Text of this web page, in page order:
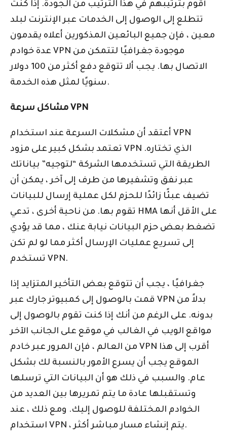
أقوم بترتيبهم في هذا الترتيب من الجودة. إذا كنت
تتطلع إلى الوصول إلى الخدمات عبر الإنترنت لبلد
معين ، فإن جميع البائعين المذكورين أعلاه يقدمون
عدة خوادم VPN موجودة جغرافيًا لتتمكن من
الاتصال بها. يجب ألا تتوقع دفع أكثر من 100 دولار
سنويًا لمثل هذه الخدمة.
مشاكل سرعة VPN
أعتقد أن مشكلات السرعة عند استخدام VPN
تعتمد بشكل كبير على مزود VPN الذي تختاره.
الطريقة التي تستخدمها الشركة “لتوجيه” بياناتك
عبر نفق وتشفيرها من طرف إلى آخر ، يمكن أن
تضيف عبئًا زائدًا للحزم لكل عملية إرسال للبيانات
تقوم بها. من ناحية أخرى ، تدعي HMA على الأقل أنها
تضغط بعض حزم البيانات نيابة عنك ، مما قد يؤدي
إلى تسريع عمليات الإرسال أكثر مما لو لم تكن
تستخدم VPN.
جغرافيًا ، يجب أن تتوقع بعض التأخير المتزايد إذا
قمت بالوصول إلى كمبيوتر جارك عبر VPN بدلاً من
بدونه. على الرغم من أنك إذا كنت تقوم بالوصول إلى
مواقع الويب في الغالب في موقع على الجانب الآخر
من العالم ، فإن المرور عبر خادم VPN أقرب إلى هذا
الموقع يجب أن يسرع الأمور بالنسبة لك بشكل
عام. والسبب في ذلك هو أن البيانات التي ترسلها
وتستقبلها عادة ما يتم تمريرها بين العديد من
الخوادم المختلفة للوصول إليك. ومع ذلك ، عند
استخدام VPN ، يتم إنشاء مسار مباشر أكثر.